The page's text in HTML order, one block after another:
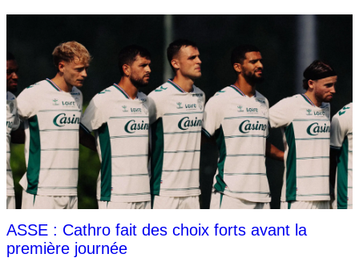
ASSE : Cathro fait des choix forts avant la
première journée